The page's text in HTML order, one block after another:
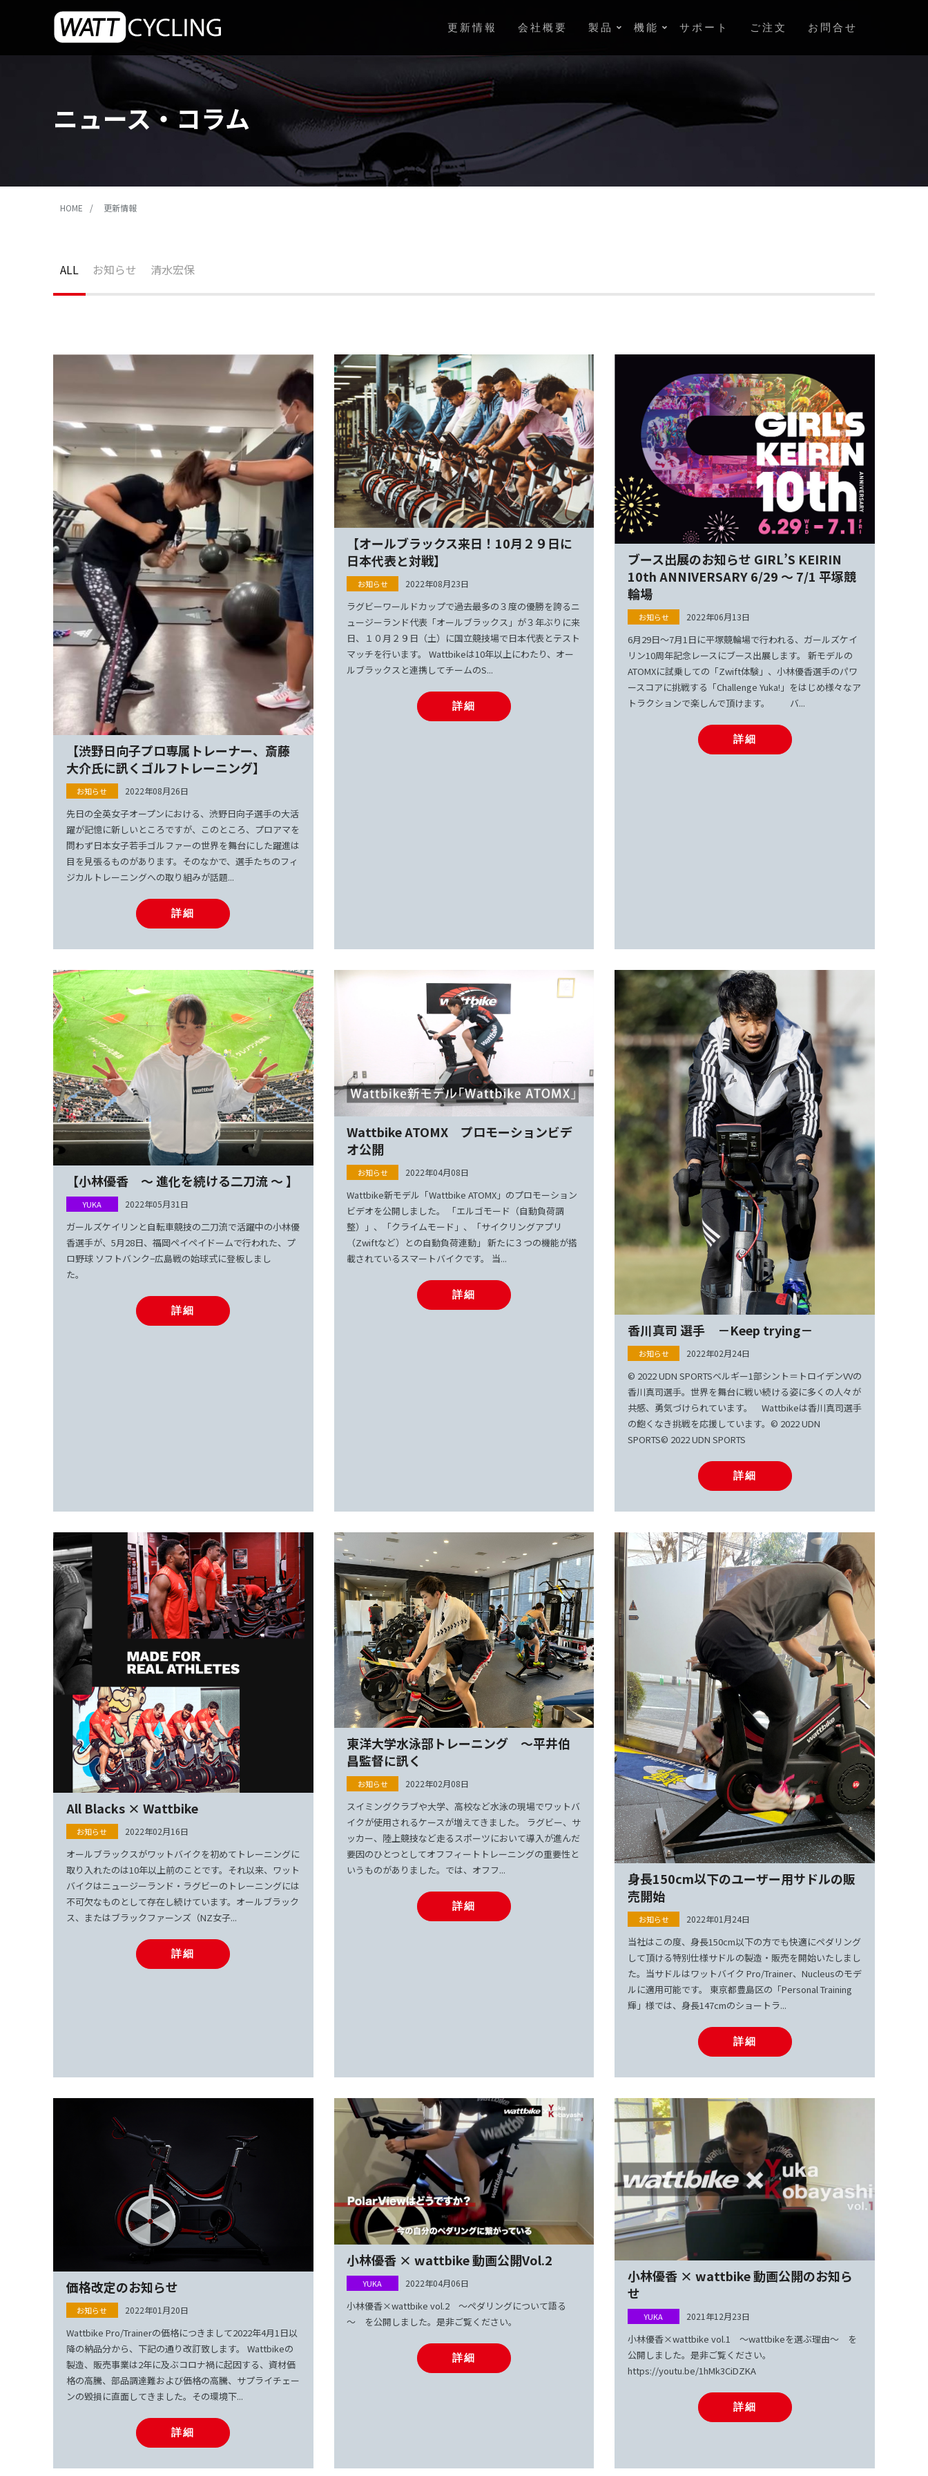
更新情報 会社概要 製品 機能 サポート ご注文 お問合せ
ニュース・コラム
HOME 更新情報
ALL お知らせ 清水宏保
【渋野日向子プロ専属トレーナー、斎藤
大介氏に訊くゴルフトレーニング】
2022年08月26日
先日の全英女子オープンにおける、渋野日向子選手の大活
躍が記憶に新しいところですが、このところ、プロアマを
問わず日本女子若手ゴルファーの世界を舞台にした躍進は
目を見張るものがあります。そのなかで、選手たちのフィ
ジカルトレーニングへの取り組みが話題...
詳細
【オールブラックス来日！10月２９日に
日本代表と対戦】
2022年08月23日
ラグビーワールドカップで過去最多の３度の優勝を誇るニ
ュージーランド代表「オールブラックス」が３年ぶりに来
日、１０月２９日（土）に国立競技場で日本代表とテスト
マッチを行います。 Wattbikeは10年以上にわたり、オー
ルブラックスと連携してチームのS...
詳細
ブース出展のお知らせ GIRL’S KEIRIN
10th ANNIVERSARY 6/29 ～ 7/1 平塚競
輪場
2022年06月13日
6月29日〜7月1日に平塚競輪場で行われる、ガールズケイ
リン10周年記念レースにブース出展します。 新モデルの
ATOMXに試乗しての「Zwift体験」、小林優香選手のパワ
ースコアに挑戦する「Challenge Yuka!」をはじめ様々なア
トラクションで楽しんで頂けます。 バ...
詳細
【小林優香 ～ 進化を続ける二刀流 ～ 】
2022年05月31日
ガールズケイリンと自転車競技の二刀流で活躍中の小林優
香選手が、5月28日、福岡ペイペイドームで行われた、プ
ロ野球 ソフトバンク−広島戦の始球式に登板しまし
た。 ...
詳細
Wattbike ATOMX プロモーションビデ
オ公開
2022年04月08日
Wattbike新モデル「Wattbike ATOMX」のプロモーション
ビデオを公開しました。 「エルゴモード（自動負荷調
整）」、「クライムモード」、「サイクリングアプリ
（Zwiftなど）との自動負荷連動」 新たに３つの機能が搭
載されているスマートバイクです。 当...
詳細
香川真司 選手 －Keep trying－
2022年02月24日
© 2022 UDN SPORTSベルギー1部シント＝トロイデンVVの
香川真司選手。世界を舞台に戦い続ける姿に多くの人々が
共感、勇気づけられています。 Wattbikeは香川真司選手
の飽くなき挑戦を応援しています。© 2022 UDN
SPORTS© 2022 UDN SPORTS
詳細
All Blacks × Wattbike
2022年02月16日
オールブラックスがワットバイクを初めてトレーニングに
取り入れたのは10年以上前のことです。それ以来、ワット
バイクはニュージーランド・ラグビーのトレーニングには
不可欠なものとして存在し続けています。オールブラック
ス、またはブラックファーンズ（NZ女子...
詳細
東洋大学水泳部トレーニング ～平井伯
昌監督に訊く
2022年02月08日
スイミングクラブや大学、高校など水泳の現場でワットバ
イクが使用されるケースが増えてきました。 ラグビー、サ
ッカー、陸上競技など走るスポーツにおいて導入が進んだ
要因のひとつとしてオフフィートトレーニングの重要性と
いうものがありました。では、オフフ...
詳細
身長150cm以下のユーザー用サドルの販
売開始
2022年01月24日
当社はこの度、身長150cm以下の方でも快適にペダリング
して頂ける特別仕様サドルの製造・販売を開始いたしまし
た。当サドルはワットバイク Pro/Trainer、Nucleusのモデ
ルに適用可能です。 東京都豊島区の「Personal Training
輝」様では、身長147cmのショートラ...
詳細
価格改定のお知らせ
2022年01月20日
Wattbike Pro/Trainerの価格につきまして2022年4月1日以
降の納品分から、下記の通り改訂致します。 Wattbikeの
製造、販売事業は2年に及ぶコロナ禍に起因する、資材価
格の高騰、部品調達難および価格の高騰、サプライチェー
ンの毀損に直面してきました。その環境下...
詳細
小林優香 × wattbike 動画公開Vol.2
2022年04月06日
小林優香×wattbike vol.2 ～ペダリングについて語る
～ を公開しました。是非ご覧ください。
詳細
小林優香 × wattbike 動画公開のお知ら
せ
2021年12月23日
小林優香×wattbike vol.1 ～wattbikeを選ぶ理由～ を
公開しました。是非ご覧ください。
https://youtu.be/1hMk3CiDZKA
詳細